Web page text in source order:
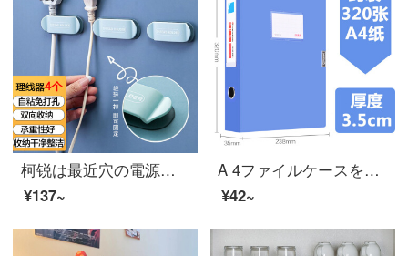
柯锐は最近穴の電源の線のプラグの固定器を免除します。
¥137~
A 4ファイルケースを作りやすいです。プラスチック製の党建築資料集の会計証憑書類書類書類書類ケースのフォルダ収納ボックスのオフィス用品のオフィスデスクのファイル収納は青色-35 MM幅です。
¥42~